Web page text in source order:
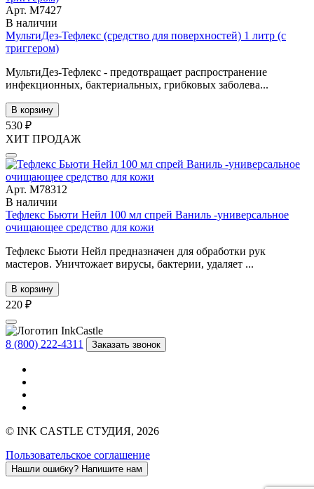
Арт. М7427
В наличии
МультиДез-Тефлекс (средство для поверхностей) 1 литр (с
триггером)
МультиДез-Тефлекс - предотвращает распространение
инфекционных, бактериальных, грибковых заболева...
В корзину
530 ₽
ХИТ ПРОДАЖ
Арт. М78312
В наличии
Тефлекс Бьюти Нейл 100 мл спрей Ваниль -универсальное
очищающее средство для кожи
Тефлекс Бьюти Нейл предназначен для обработки рук
мастеров. Уничтожает вирусы, бактерии, удаляет ...
В корзину
220 ₽
8 (800) 222-4311 Заказать звонок
© INK CASTLE СТУДИЯ, 2026
Пользовательское соглашение
Нашли ошибку? Напишите нам